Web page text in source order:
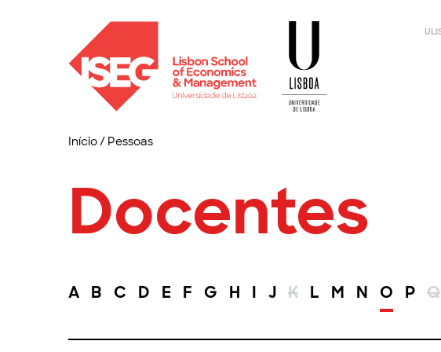
Início/ Pessoas
Docentes
A B C D E F G H I J K L M N O P Q